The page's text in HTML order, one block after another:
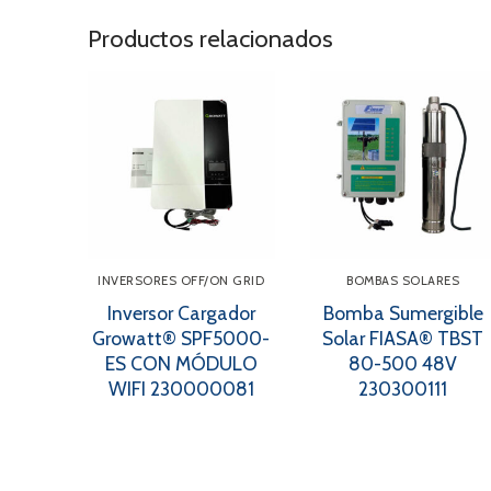
Productos relacionados
INVERSORES OFF/ON GRID
Inversor Cargador
Growatt® SPF5000-
ES CON MÓDULO
WIFI 230000081
BOMBAS SOLARES
Bomba Sumergible
Solar FIASA® TBST
80-500 48V
230300111